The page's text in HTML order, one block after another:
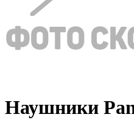
Наушники